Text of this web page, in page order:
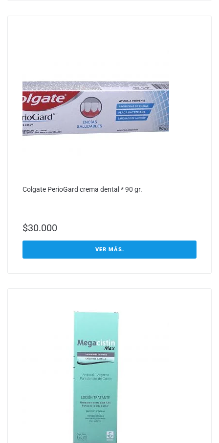
Colgate PerioGard crema dental * 90 gr.
$30.000
VER MÁS.